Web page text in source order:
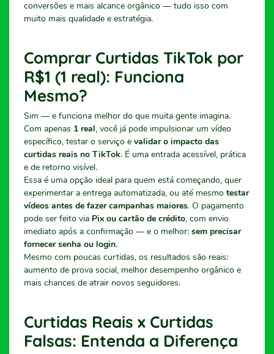
conversões e mais alcance orgânico — tudo isso com
muito mais qualidade e estratégia.
Comprar Curtidas TikTok por
R$1 (1 real): Funciona
Mesmo?
Sim — e funciona melhor do que muita gente imagina.
Com apenas 1 real, você já pode impulsionar um vídeo
específico, testar o serviço e validar o impacto das
curtidas reais no TikTok. É uma entrada acessível, prática
e de retorno visível.
Essa é uma opção ideal para quem está começando, quer
experimentar a entrega automatizada, ou até mesmo testar
vídeos antes de fazer campanhas maiores. O pagamento
pode ser feito via Pix ou cartão de crédito, com envio
imediato após a confirmação — e o melhor: sem precisar
fornecer senha ou login.
Mesmo com poucas curtidas, os resultados são reais:
aumento de prova social, melhor desempenho orgânico e
mais chances de atrair novos seguidores.
Curtidas Reais x Curtidas
Falsas: Entenda a Diferença